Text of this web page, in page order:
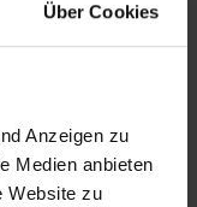
Über Cookies
Anzeigen zu
Medien anbieten
Website zu